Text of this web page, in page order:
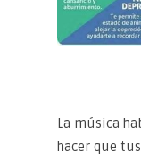
La música
hacer que